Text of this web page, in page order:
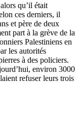
qu’il était
ces derniers, il
et père de deux
part à la grève de la
Palestiniens en
les autorités
à des policiers.
environ 3000
refuser leurs trois